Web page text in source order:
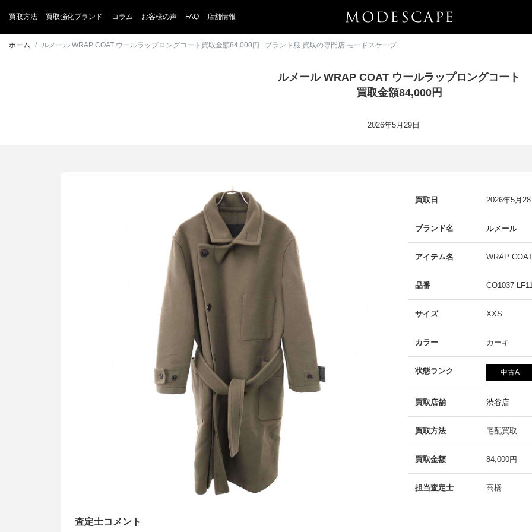
買取方法 買取強化ブランド コラム お客様の声 FAQ 店舗情報
ホーム ルメール WRAP COAT ウールラップロングコート買取金額84,000円 | ブランド服 買取の専門店 モードスケープ
ルメール WRAP COAT ウールラップロングコート
買取金額84,000円
2026年5月29日
買取日 2026年5月
ブランド名 ルメール
アイテム名 WRAP
品番 CO1037
サイズ XXS
カラー カーキ
状態ランク 中古A
買取店舗 渋谷店
買取方法 宅配買取
買取金額 84,000円
担当査定士 高橋
査定士コメント